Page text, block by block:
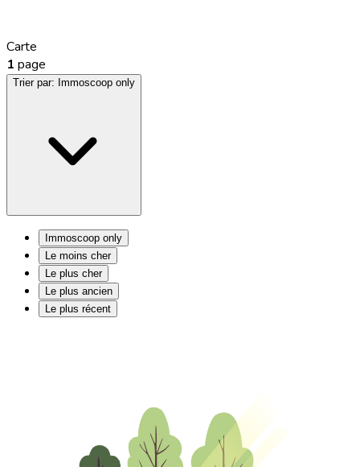
Carte
1 page
Trier par: Immoscoop only
Immoscoop only
Le moins cher
Le plus cher
Le plus ancien
Le plus récent